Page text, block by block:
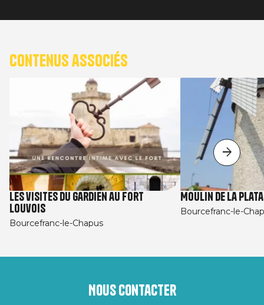
Contenus associés
Les visites du gardien au Fort
Louvois
Bourcefranc-le-Chapus
Moulin de la
Bourcefranc-le-
Nous contacter